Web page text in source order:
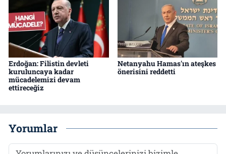
Erdoğan: Filistin devleti
kuruluncaya kadar
mücadelemizi devam
ettireceğiz
Netanyahu Hamas'ın ateşkes
önerisini reddetti
Yorumlar